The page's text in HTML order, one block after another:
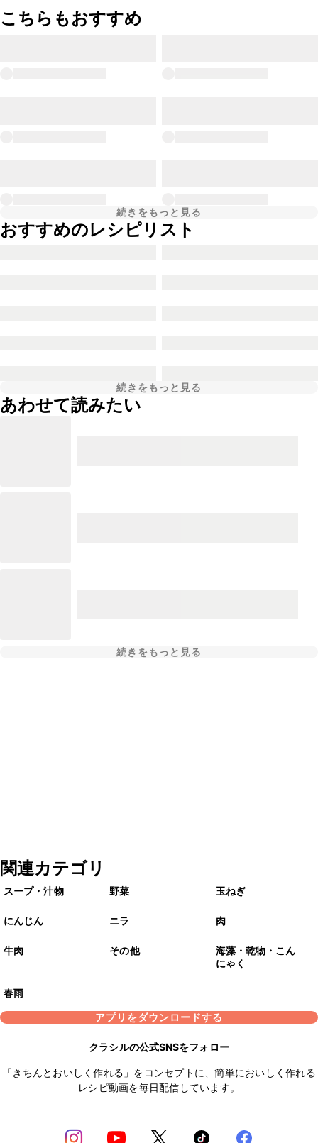
こちらもおすすめ
続きをもっと見る
おすすめのレシピリスト
続きをもっと見る
あわせて読みたい
続きをもっと見る
関連カテゴリ
スープ・汁物 野菜 玉ねぎ
にんじん ニラ 肉
牛肉 その他
海藻・乾物・こん
にゃく
春雨
アプリをダウンロードする
クラシルの公式SNSをフォロー
「きちんとおいしく作れる」をコンセプトに、簡単においしく作れる
レシピ動画を毎日配信しています。